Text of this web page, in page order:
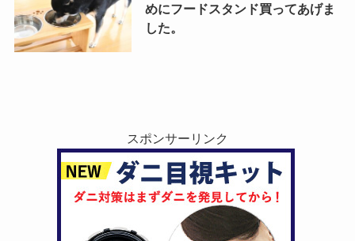
めにフードスタンド買ってあげま
した。
スポンサーリンク